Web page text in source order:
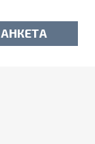
АНКЕТА